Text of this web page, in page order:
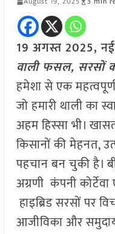
19 अगस्त 2025, नई
वाली फसल, सरसों
हमेशा से एक
जो हमारी थाली का
अहम हिस्सा भी।
किसानों की मेहनत,
पहचान बन चुकी है।
अग्रणी कंपनी
हाइब्रिड सरसों पर
आजीविका और